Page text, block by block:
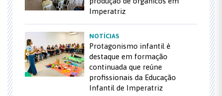
Imperatriz
NOTÍCIAS
Protagonismo infantil é
destaque em formação
continuada que reúne
profissionais da Educação
Infantil de Imperatriz